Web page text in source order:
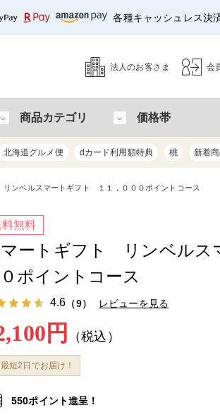
各種キャッシュレス決
法人のお客さま 会
商品カテゴリ 価格帯
北海道グルメ便 dカード利用額特典 桃 新着
ンベルスマートギフト １１，０００ポイントコース
料無料
ートギフト リンベルス
ポイントコース
4.6 （9） レビューを見る
円 （税込）
最短2日でお届け！
550ポイント進呈！